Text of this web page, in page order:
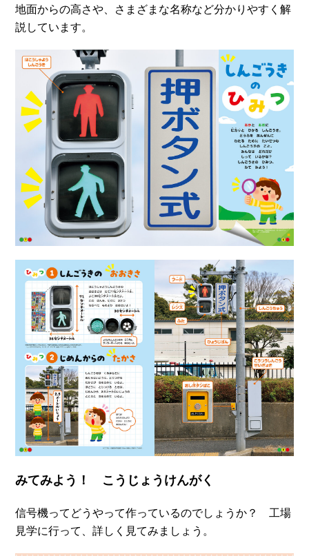
地面からの高さや、さまざまな名称など分かりやすく解
説しています。
みてみよう！ こうじょうけんがく
信号機ってどうやって作っているのでしょうか？ 工場
見学に行って、詳しく見てみましょう。